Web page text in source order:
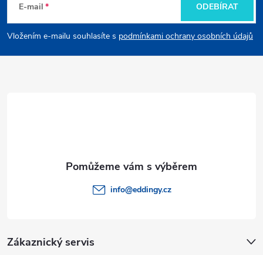
p
a
E-mail
Vložením e-mailu souhlasíte s podmínkami ochrany osobních údajů
ODEBÍRAT
Zákaznický servis
info@eddingy.cz